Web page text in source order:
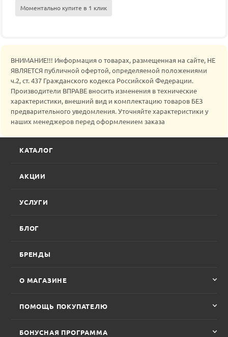
Моментально купите в 1 клик
ВНИМАНИЕ!!! Информация о товарах, размещенная на сайте, НЕ
ЯВЛЯЕТСЯ публичной офертой, определяемой положениями
ч.2, ст. 437 Гражданского кодекса Российской Федерации.
Производители ВПРАВЕ вносить изменения в технические
характеристики, внешний вид и комплектацию товаров БЕЗ
предварительного уведомления. Уточняйте характеристики у
наших менеджеров перед оформлением заказа
КАТАЛОГ
АКЦИИ
УСЛУГИ
БЛОГ
БРЕНДЫ
О МАГАЗИНЕ
ПОМОЩЬ ПОКУПАТЕЛЮ
БОНУСНАЯ ПРОГРАММА